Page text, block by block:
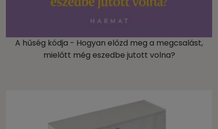
A hűség kódja - Hogyan előzd meg a megcsalást,
mielőtt még eszedbe jutott volna?